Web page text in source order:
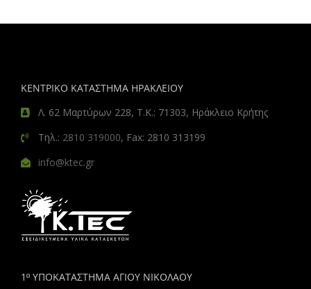
ΚΕΝΤΡΙΚΟ ΚΑΤΑΣΤΗΜΑ ΗΡΑΚΛΕΙΟΥ
Λ. 62 Μαρτύρων 228, Τ.Κ.: 71303, Ηράκλειο Κρήτης
Τηλ.: 2810 319000, Fax: 2810 313199
info@ktec.gr
1º ΥΠΟΚΑΤΑΣΤΗΜΑ ΑΓΙΟΥ ΝΙΚΟΛΑΟΥ